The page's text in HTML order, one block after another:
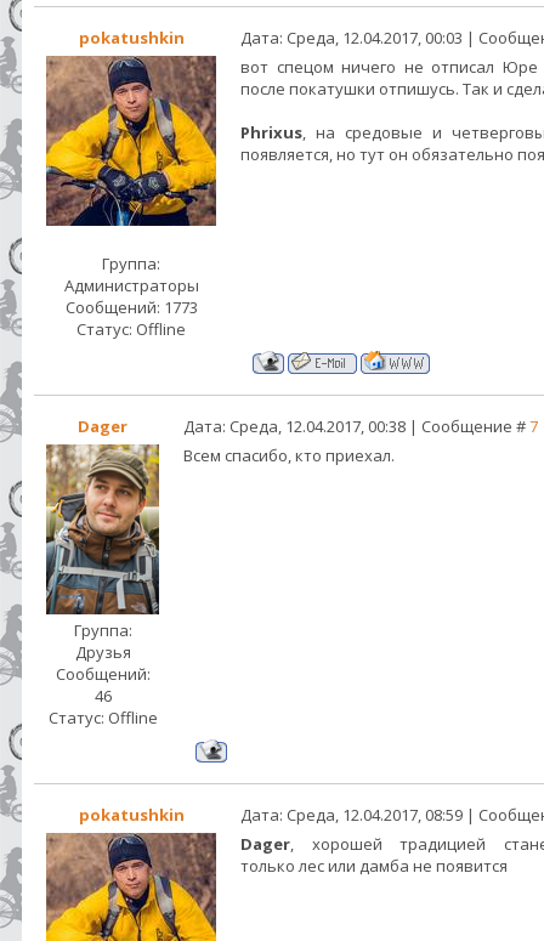
pokatushkin Дата: Среда, 12.04.2017, 00:03 |
Группа:
Администраторы
Сообщений: 1773
Статус: Offline
вот спецом ничего не отписал
после покатушки отпишусь. Так и
Phrixus, на средовые и
появляется, но тут он обязательно
Dager Дата: Среда, 12.04.2017, 00:38 | Сообщение #7
Группа:
Друзья
Сообщений:
46
Статус: Offline
Всем спасибо, кто приехал.
pokatushkin
Дата: Среда, 12.04.2017, 08:59 |
Dager, хорошей традицией
только лес или дамба не появится